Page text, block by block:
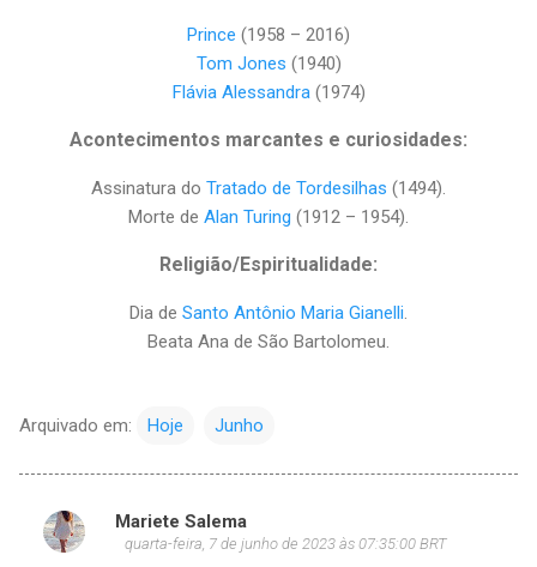
Prince (1958 – 2016)
Tom Jones (1940)
Flávia Alessandra(1974)
Acontecimentos marcantes e curiosidades:
Assinatura do Tratado de Tordesilhas (1494).
Morte de Alan Turing (1912 – 1954).
Religião/Espiritualidade:
Dia de Santo Antônio Maria Gianelli.
Beata Ana de São Bartolomeu.
Arquivado em: Hoje Junho
C
Mariete Salema
quarta-feira, 7 de junho de 2023 às 07:35:00 BRT